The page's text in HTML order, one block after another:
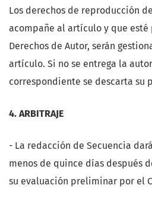
Los derechos de reproducción
acompañe al artículo y que
Derechos de Autor, serán
artículo. Si no se entrega la
correspondiente se descarta su
4. ARBITRAJE
- La redacción de Secuencia
menos de quince días después
su evaluación preliminar por el